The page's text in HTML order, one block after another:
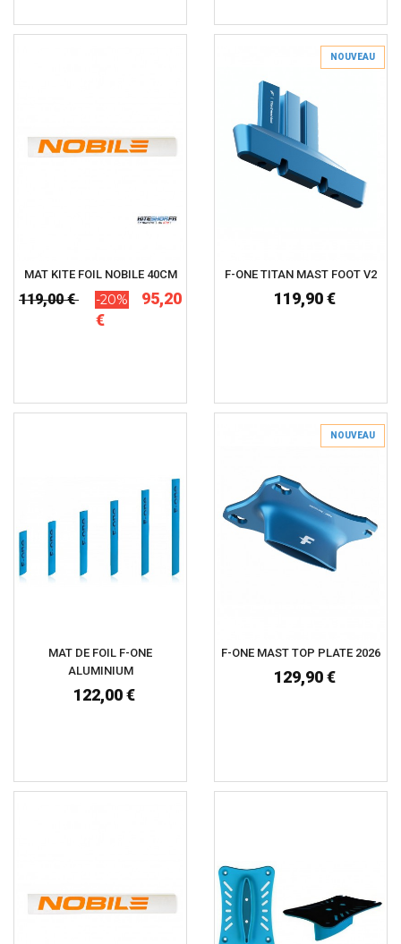
MAT KITE FOIL NOBILE 40CM
119,00 € -20%
95,20
€
NOUVEAU
F-ONE TITAN MAST FOOT V2
119,90 €
MAT DE FOIL F-ONE
ALUMINIUM
122,00 €
NOUVEAU
F-ONE MAST TOP PLATE 2026
129,90 €